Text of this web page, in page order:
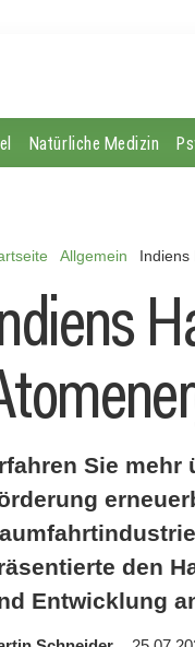
Natürliche Medizin
Allgemein Indiens
Sie mehr
den
Entwicklung